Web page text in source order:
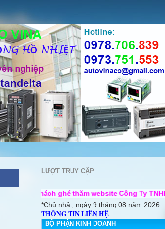
LƯỢT TRUY CẬP
ghé thăm website Công Ty TNHH Cơ điện
*Chủ nhật, ngày 9 tháng 08 năm 2026
THÔNG TIN LIÊN HỆ
BỘ PHẬN KINH DOANH